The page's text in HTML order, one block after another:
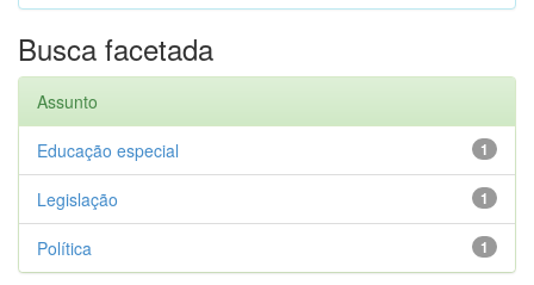
Busca facetada
Assunto
1
Educação especial
1
Legislação
1
Política